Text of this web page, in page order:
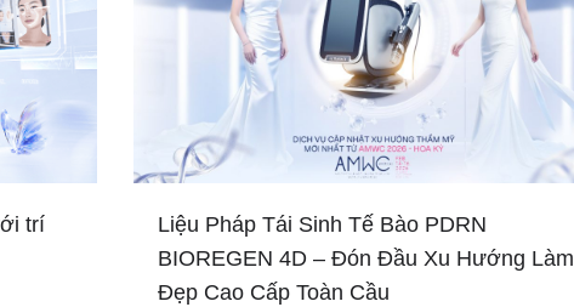
trí
Liệu Pháp Tái Sinh Tế Bào PDRN
BIOREGEN 4D – Đón Đầu Xu Hướng Làm
Đẹp Cao Cấp Toàn Cầu